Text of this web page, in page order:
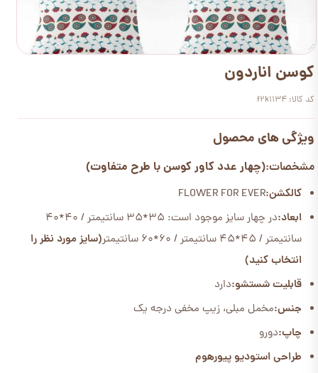
کوسن اناردون
کد کالا: f2k1134
ویژگی های محصول
مشخصات:(چهار عدد کاور کوسن با طرح متفاوت)
کالکشن:FLOWER FOR EVER
ابعاد:
در چهار سایز موجود است: 35*35 سانتیمتر / 40*40
سانتیمتر / 45*45 سانتیمتر / 60*60 سانتیمتر
(سایز مورد نظر را
انتخاب کنید)
قابلیت شستشو:دارد
جنس:مخمل مبلی، زیپ مخفی درجه یک
چاپ:دورو
طراحی استودیو پیورهوم